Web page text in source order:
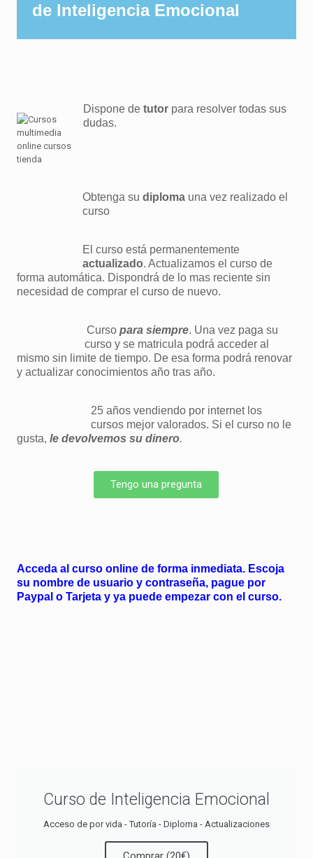
de Inteligencia Emocional
Dispone detutor para resolver todas sus
dudas.
Obtenga sudiploma una vez realizado el
curso
El curso está permanentemente
actualizado. Actualizamos el curso de
forma automática. Dispondrá de lo mas reciente sin
necesidad de comprar el curso de nuevo.
Cursopara siempre. Una vez paga su
curso y se matricula podrá acceder al
mismo sin limite de tiempo. De esa forma podrá renovar
y actualizar conocimientos año tras año.
25 años vendiendo por internet los
cursos mejor valorados. Si el curso no le
gusta,le devolvemos su dinero.
Tengo una pregunta
Acceda al curso online de forma inmediata. Escoja
su nombre de usuario y contraseña, pague por
Paypal o Tarjeta y ya puede empezar con el curso.
Curso de Inteligencia Emocional
Acceso de por vida - Tutoría - Diploma - Actualizaciones